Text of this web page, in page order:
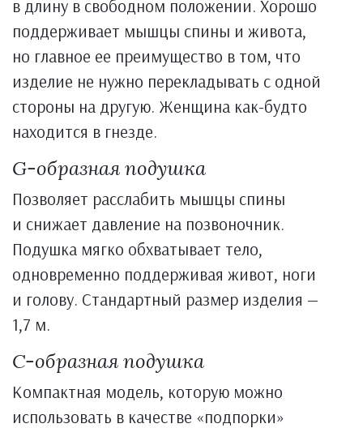
в длину в свободном положении. Хорошо
поддерживает мышцы спины и живота,
но главное ее преимущество в том, что
изделие не нужно перекладывать с одной
стороны на другую. Женщина как-будто
находится в гнезде.
G-образная подушка
Позволяет расслабить мышцы спины
и снижает давление на позвоночник.
Подушка мягко обхватывает тело,
одновременно поддерживая живот, ноги
и голову. Стандартный размер изделия —
1,7 м.
С-образная подушка
Компактная модель, которую можно
использовать в качестве «подпорки»